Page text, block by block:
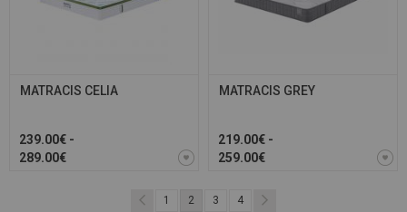
MATRACIS CELIA
239.00€ -
289.00€
MATRACIS GREY
219.00€ -
259.00€
1 2 3 4